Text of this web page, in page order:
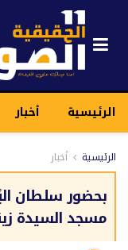
الرئيسية أخبار
الرئيسية أخبار
بحضور سلطان
مسجد السيدة